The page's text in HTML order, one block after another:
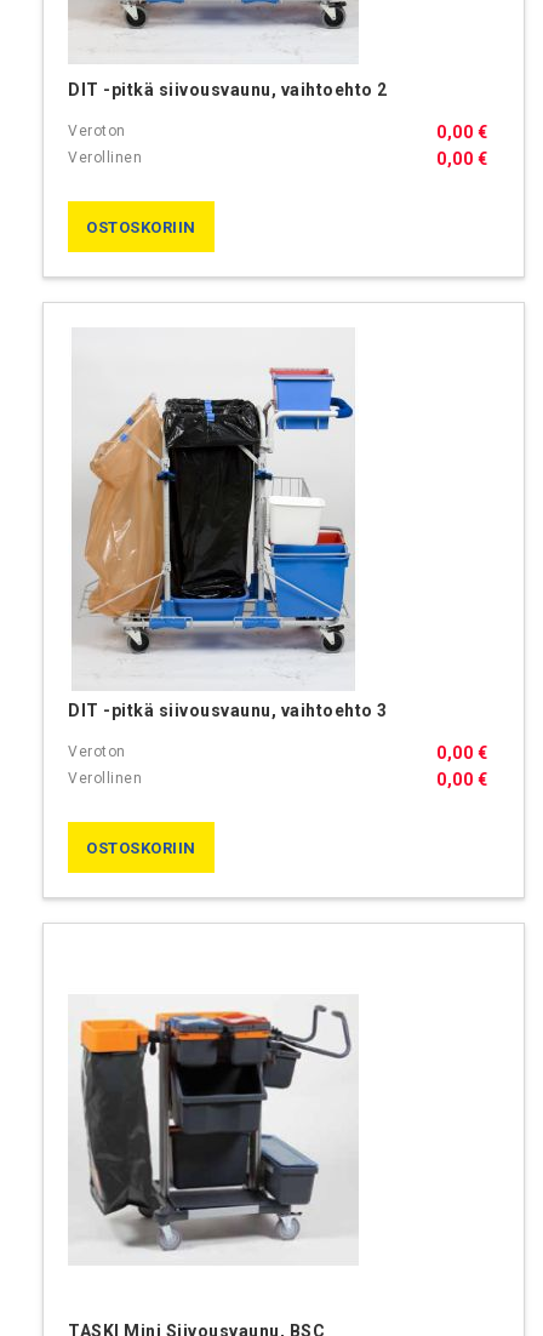
DIT -pitkä siivousvaunu, vaihtoehto 2
0,00 €
0,00 €
OSTOSKORIIN
DIT -pitkä siivousvaunu, vaihtoehto 3
0,00 €
0,00 €
OSTOSKORIIN
TASKI Mini Siivousvaunu, BSC